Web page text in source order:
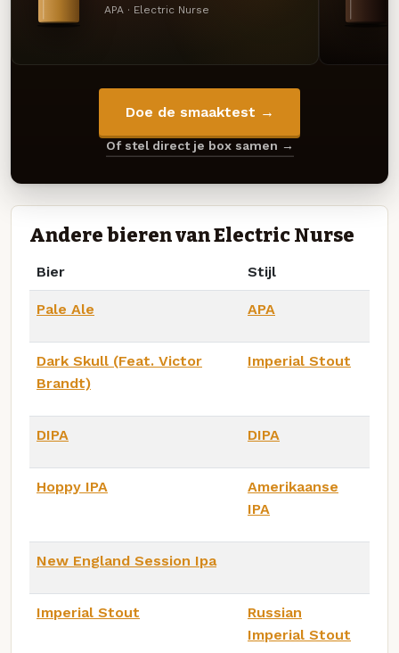
APA · Electric Nurse
Doe de smaaktest →
Of stel direct je box samen →
Andere bieren van Electric Nurse
Bier Stijl
Pale Ale APA
Dark Skull (Feat. Victor
Brandt)
Imperial Stout
DIPA DIPA
Hoppy IPA
Amerikaanse
IPA
New England Session Ipa
Imperial Stout
Russian
Imperial Stout